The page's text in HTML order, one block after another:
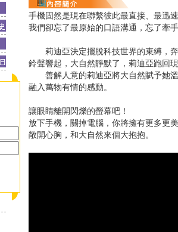
手機固然是現在聯繫彼此最直接、最迅
我們卻忘了最原始的口語溝通，忘了牽
莉迪亞決定擺脫科技世界的束縛，奔
鈴聲響起，大自然靜默了，莉迪亞跑回
善解人意的莉迪亞將大自然賦予她溫
融入萬物有情的感動。
讓眼睛離開閃爍的螢幕吧！
放下手機，關掉電腦，你將擁有更多更
敞開心胸，和大自然來個大抱抱。